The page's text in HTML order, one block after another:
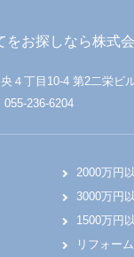
をお探しなら株式
４丁目10-4 第2二栄ビ
236-6204
2000万円
3000万円
1500万円
リフォー